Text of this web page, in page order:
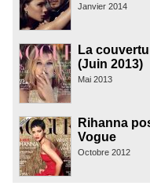
Janvier 2014
La
(Juin 2013)
Mai 2013
Rihanna
Vogue
Octobre 2012